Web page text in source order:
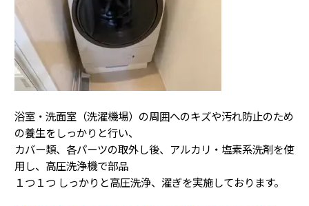
浴室・洗面室（洗濯機場）の周囲へのキズや汚れ防止のため
の養生をしっかりと行い、
カバー類、各パーツの取外し後、アルカリ・塩素系洗剤を使
用し、高圧洗浄機で部品
１つ１つ しっかりと高圧洗浄、濯ぎを実施しております。